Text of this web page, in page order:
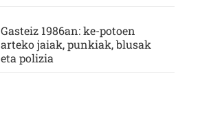
Gasteiz 1986an: ke-potoen
arteko jaiak, punkiak, blusak
eta polizia